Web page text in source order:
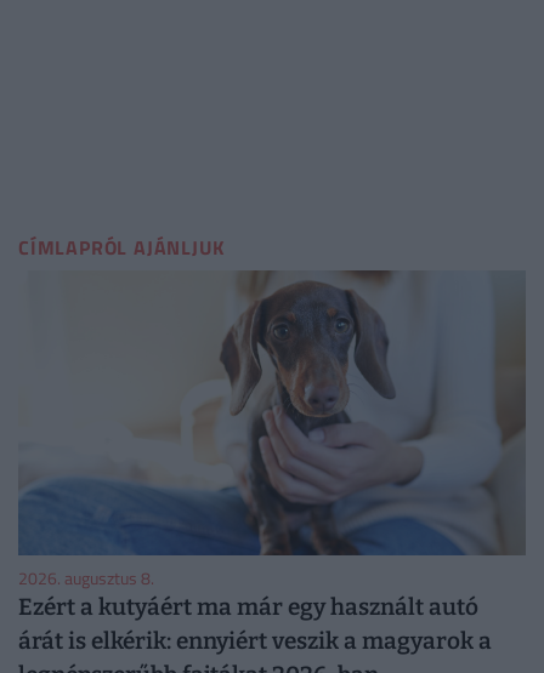
CÍMLAPRÓL AJÁNLJUK
2026. augusztus 8.
Ezért a kutyáért ma már egy használt autó
árát is elkérik: ennyiért veszik a magyarok a